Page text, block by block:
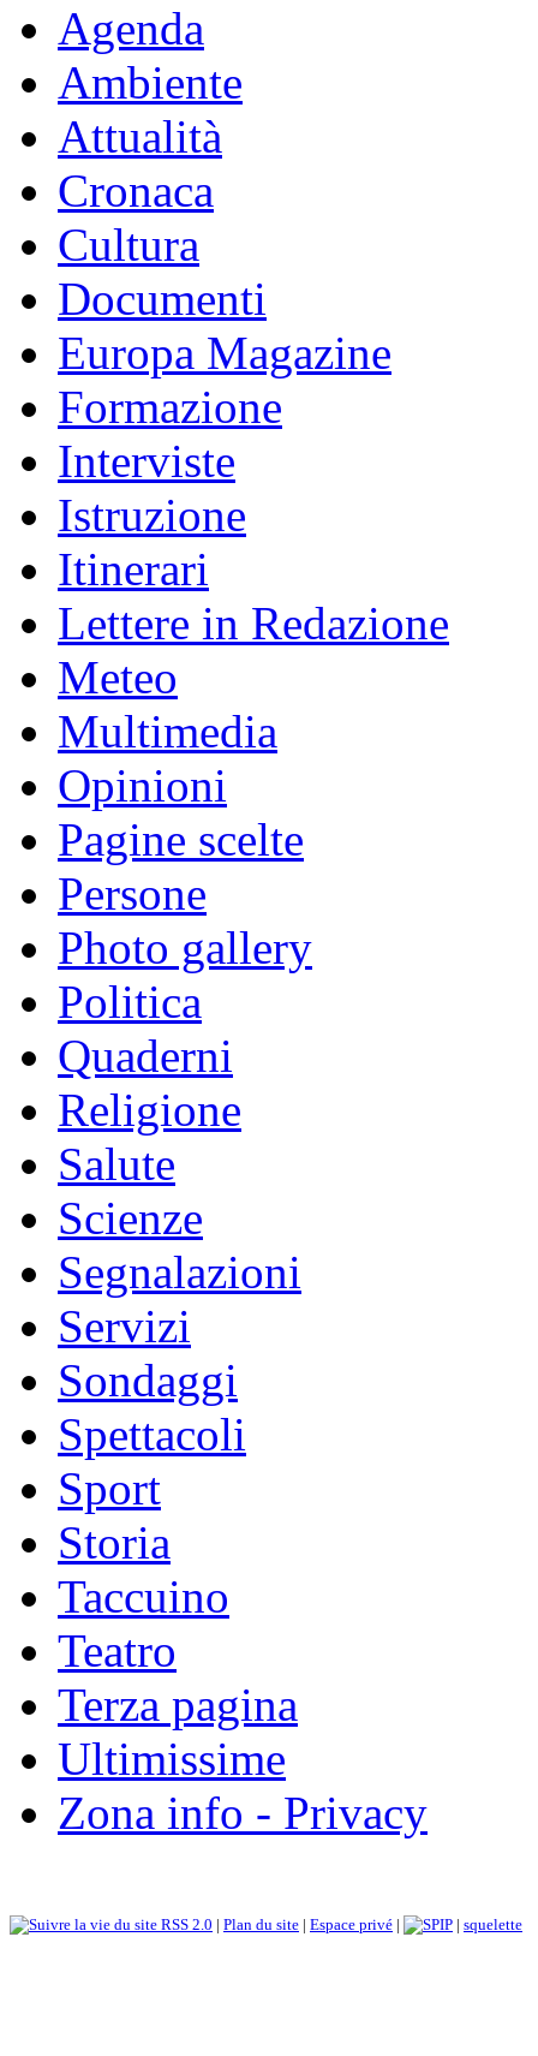
Agenda
Ambiente
Attualità
Cronaca
Cultura
Documenti
Europa Magazine
Formazione
Interviste
Istruzione
Itinerari
Lettere in Redazione
Meteo
Multimedia
Opinioni
Pagine scelte
Persone
Photo gallery
Politica
Quaderni
Religione
Salute
Scienze
Segnalazioni
Servizi
Sondaggi
Spettacoli
Sport
Storia
Taccuino
Teatro
Terza pagina
Ultimissime
Zona info - Privacy
RSS 2.0 | Plan du site | Espace privé | | squelette